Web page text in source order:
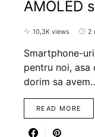
AMOLED
10,3K views 2
Smartphone-
pentru noi, asa
dorim sa
READ MORE